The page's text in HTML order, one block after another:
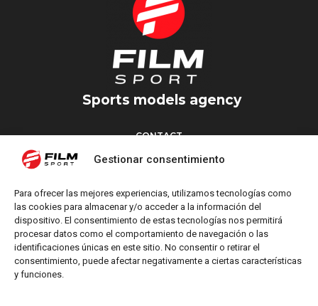
Gestionar consentimiento
Para ofrecer las mejores experiencias, utilizamos tecnologías como
las cookies para almacenar y/o acceder a la información del
dispositivo. El consentimiento de estas tecnologías nos permitirá
procesar datos como el comportamiento de navegación o las
identificaciones únicas en este sitio. No consentir o retirar el
consentimiento, puede afectar negativamente a ciertas características
y funciones.
Sports models agency
CONTACT
Torrent d’en Vidalet, 51 baixos
M: info@filmsport.es
Legal Notice
Privacy Policy